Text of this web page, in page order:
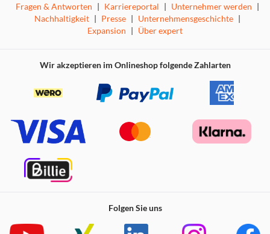
Fragen & Antworten | Karriereportal | Unternehmer werden |
Nachhaltigkeit | Presse | Unternehmensgeschichte |
Expansion | Über expert
Wir akzeptieren im Onlineshop folgende Zahlarten
Folgen Sie uns